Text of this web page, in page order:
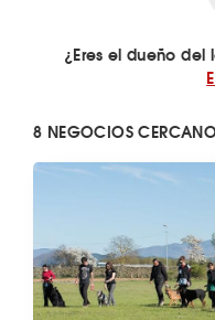
¿Eres el dueño
8 NEGOCIOS